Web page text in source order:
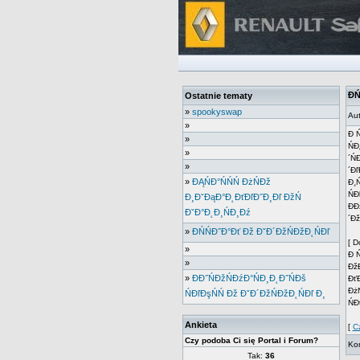
Ostatnie tematy
» spookyswap
»
»
»
»
» ĐĄŃĐ°ŃŃŃ ĐżŃĐž
Đ¸ĐˇĐąĐ°Đ˛ĐťĐľĐ˝Đ¸Đľ ĐžŃ
ĐˇĐ°Đ˛Đ¸ŃĐ¸Đź
» ĐŃŃĐ˝Đ°Đť Đž ĐˇĐ´ĐžŃĐžĐ˛ŃĐľ
»
»
» ĐĐ˝ŃĐžŃĐźĐ°ŃĐ¸Đ˛Đ˝ŃĐš
ŃĐľĐşŃŃ Đž ĐˇĐ´ĐžŃĐžĐ˛ŃĐľ Đ¸
Ankieta
Czy podoba Ci się Portal i Forum?
Tak: 36
Đ
[
Đ
[